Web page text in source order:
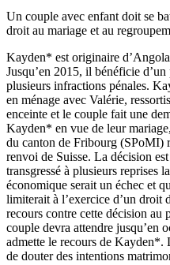
Un couple avec enfant doit se
droit au mariage et au
Kayden* est originaire d’Angola
Jusqu’en 2015, il bénéficie
plusieurs infractions pénales.
en ménage avec Valérie,
enceinte et le couple fait une
Kayden* en vue de leur
du canton de Fribourg (SPoMI)
renvoi de Suisse. La décision
transgressé à plusieurs reprises
économique serait un échec et
limiterait à l’exercice d’un droit
recours contre cette décision
couple devra attendre jusqu’en
admette le recours de Kayden*.
de douter des intentions